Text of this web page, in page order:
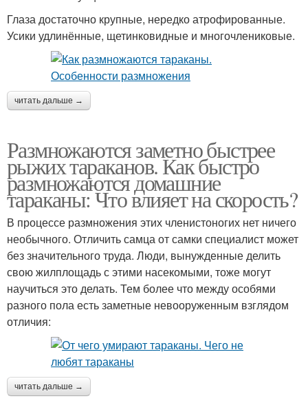
Глаза достаточно крупные, нередко атрофированные.
Усики удлинённые, щетинковидные и многочлениковые.
читать дальше →
Размножаются заметно быстрее
рыжих тараканов. Как быстро
размножаются домашние
тараканы: Что влияет на скорость?
В процессе размножения этих членистоногих нет ничего
необычного. Отличить самца от самки специалист может
без значительного труда. Люди, вынужденные делить
свою жилплощадь с этими насекомыми, тоже могут
научиться это делать. Тем более что между особями
разного пола есть заметные невооруженным взглядом
отличия:
читать дальше →